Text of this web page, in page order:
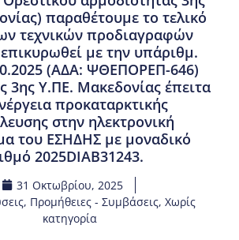
παραθέτουμε το τελικό
τεχνικών προδιαγραφών
με την υπ΄αριθμ.
(ΑΔΑ: ΨΘΕΠΟΡΕΠ-646)
3ης Υ.ΠΕ. Μακεδονίας έπειτα
προκαταρκτικής
στην ηλεκτρονική
του ΕΣΗΔΗΣ με μοναδικό
2025DIAB31243.
31 Οκτωβρίου, 2025
, Προμήθειες - Συμβάσεις, Χωρίς
κατηγορία